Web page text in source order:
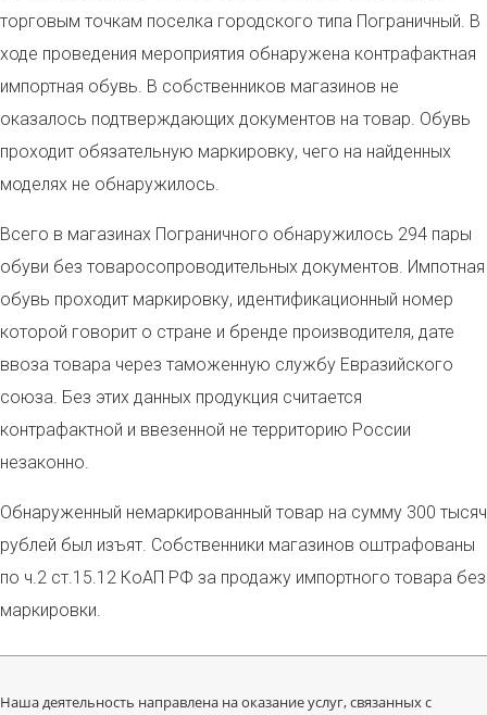
торговым точкам поселка городского типа Пограничный. В
ходе проведения мероприятия обнаружена контрафактная
импортная обувь. В собственников магазинов не
оказалось подтверждающих документов на товар. Обувь
проходит обязательную маркировку, чего на найденных
моделях не обнаружилось.
Всего в магазинах Пограничного обнаружилось 294 пары
обуви без товаросопроводительных документов. Импотная
обувь проходит маркировку, идентификационный номер
которой говорит о стране и бренде производителя, дате
ввоза товара через таможенную службу Евразийского
союза. Без этих данных продукция считается
контрафактной и ввезенной не территорию России
незаконно.
Обнаруженный немаркированный товар на сумму 300 тысяч
рублей был изъят. Собственники магазинов оштрафованы
по ч.2 ст.15.12 КоАП РФ за продажу импортного товара без
маркировки.
Наша деятельность направлена на оказание услуг, связанных с